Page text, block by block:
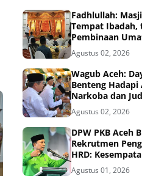
Fadhlullah:
Tempat Ibadah,
Pembinaan
Agustus 02, 2026
Wagub Aceh:
Benteng Hadapi
Narkoba dan
Agustus 02, 2026
DPW PKB Aceh
Rekrutmen
HRD:
Putri Terbaik
Agustus 01, 2026